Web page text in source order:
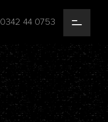
0342 44 0753